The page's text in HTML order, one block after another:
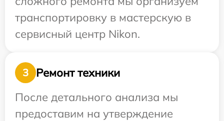
транспортировку в мастерскую в
сервисный центр Nikon.
3
Ремонт техники
После детального анализа мы
предоставим на утверждение